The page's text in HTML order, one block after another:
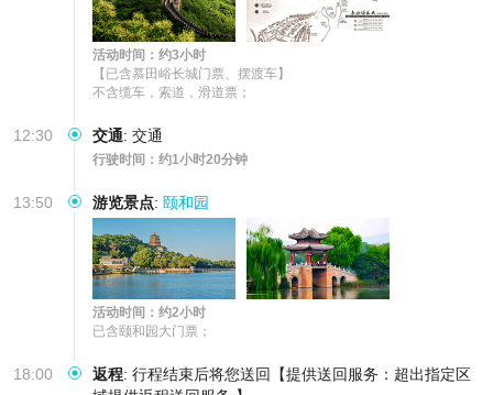
活动时间：约3小时
【已含慕田峪长城门票、摆渡车】
不含缆车，索道，滑道票；
12:30 交通: 交通
行驶时间：约1小时20分钟
13:50 游览景点: 颐和园
活动时间：约2小时
已含颐和园大门票；
18:00 返程: 行程结束后将您送回【提供送回服务：超出指定区